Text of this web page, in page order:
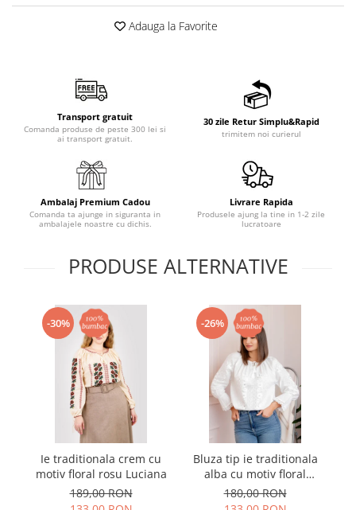
Adauga la Favorite
Transport gratuit
Comanda produse de peste 300 lei si
ai transport gratuit.
30 zile Retur Simplu&Rapid
trimitem noi curierul
Ambalaj Premium Cadou
Comanda ta ajunge in siguranta in
ambalajele noastre cu dichis.
Livrare Rapida
Produsele ajung la tine in 1-2 zile
lucratoare
PRODUSE ALTERNATIVE
-30%
Ie traditionala crem cu
motiv floral rosu Luciana
189,00 RON
-26%
Bluza tip ie traditionala
alba cu motiv floral
argintiu Angelica 02
180,00 RON